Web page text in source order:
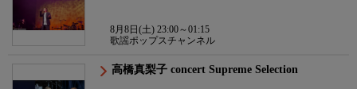
8月8日(土) 23:00～01:15
歌謡ポップスチャンネル
高橋真梨子 concert Supreme Selection